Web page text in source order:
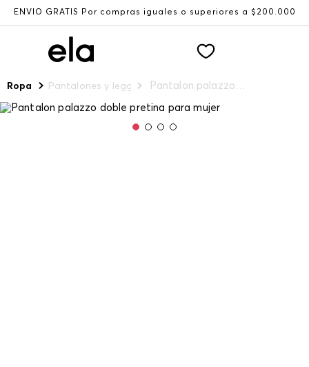
ENVÍO GRATIS Por compras iguales o superiores a $200.000
Ropa Pantalones y leggings Pantalon palazzo doble pretina para mujer